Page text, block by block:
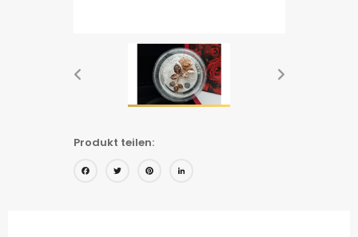
Produkt teilen:
Facebook
TwitterPinterest